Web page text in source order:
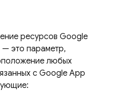
ресурсов Google
это параметр,
любых
с GoogleApp